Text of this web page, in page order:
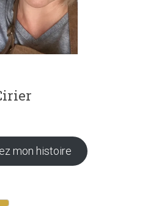
mon histoire